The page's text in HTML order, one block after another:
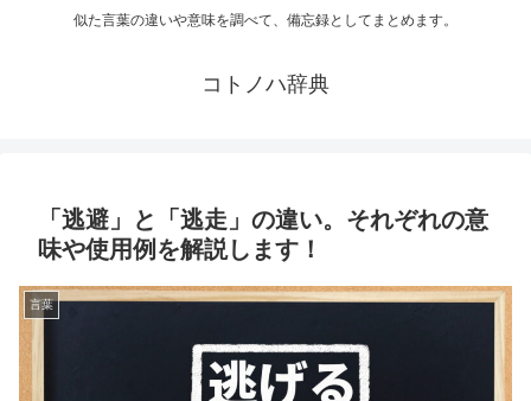
似た言葉の違いや意味を調べて、備忘録としてまとめます。
コトノハ辞典
「逃避」と「逃走」の違い。それぞれの意
味や使用例を解説します！
言葉